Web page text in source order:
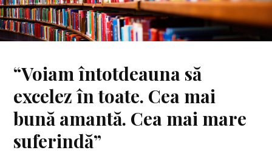
“Voiam întotdeauna să
excelez în toate. Cea mai
bună amantă. Cea mai mare
suferindă”